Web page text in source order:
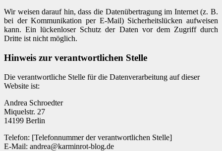
Wir weisen darauf hin, dass die Datenübertragung im Internet (z. B.
bei der Kommunikation per E-Mail) Sicherheitslücken aufweisen
kann. Ein lückenloser Schutz der Daten vor dem Zugriff durch
Dritte ist nicht möglich.
Hinweis zur verantwortlichen Stelle
Die verantwortliche Stelle für die Datenverarbeitung auf dieser
Website ist:
Andrea Schroedter
Miquelstr. 27
14199 Berlin
Telefon: [Telefonnummer der verantwortlichen Stelle]
E-Mail: andrea@karminrot-blog.de